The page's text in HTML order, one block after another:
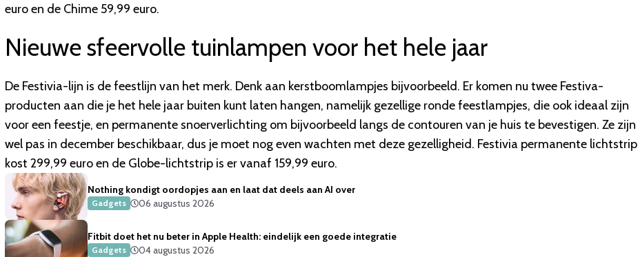
euro en de Chime 59,99 euro.
Nieuwe sfeervolle tuinlampen voor het hele jaar
De Festivia-lijn is de feestlijn van het merk. Denk aan kerstboomlampjes bijvoorbeeld. Er komen nu twee Festiva-
producten aan die je het hele jaar buiten kunt laten hangen, namelijk gezellige ronde feestlampjes, die ook ideaal zijn
voor een feestje, en permanente snoerverlichting om bijvoorbeeld langs de contouren van je huis te bevestigen. Ze zijn
wel pas in december beschikbaar, dus je moet nog even wachten met deze gezelligheid. Festivia permanente lichtstrip
kost 299,99 euro en de Globe-lichtstrip is er vanaf 159,99 euro.
Nothing kondigt oordopjes aan en laat dat deels aan AI over
Gadgets 06 augustus 2026
Fitbit doet het nu beter in Apple Health: eindelijk een goede integratie
Gadgets 04 augustus 2026